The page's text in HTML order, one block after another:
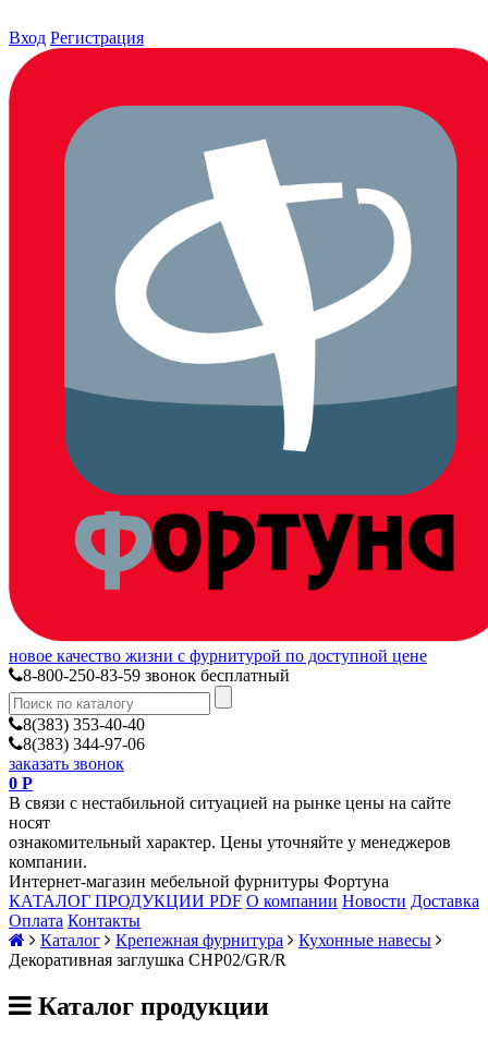
Вход Регистрация
новое качество жизни с фурнитурой по доступной цене
8-800-250-83-59 звонок бесплатный
8(383) 353-40-40
8(383) 344-97-06
заказать звонок
0 Р
В связи с нестабильной ситуацией на рынке цены на сайте
носят
ознакомительный характер. Цены уточняйте у менеджеров
компании.
Интернет-магазин мебельной фурнитуры Фортуна
КАТАЛОГ ПРОДУКЦИИ PDF О компании Новости Доставка
Оплата Контакты
Каталог
Крепежная фурнитура
Кухонные навесы
Декоративная заглушка CHP02/GR/R
Каталог продукции